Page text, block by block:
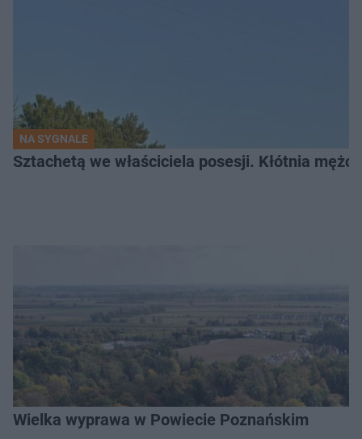
NA SYGNALE
Sztachetą we właściciela posesji. Kłótnia
Wielka wyprawa w Powiecie Poznańskim